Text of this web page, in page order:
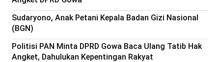
Sudaryono, Anak Petani Kepala Badan Gizi Nasional
(BGN)
Politisi PAN Minta DPRD Gowa Baca Ulang Tatib Hak
Angket, Dahulukan Kepentingan Rakyat